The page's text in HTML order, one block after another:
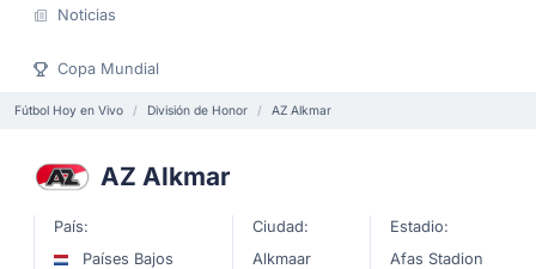
Noticias
Copa Mundial
Fútbol Hoy en Vivo División de Honor AZ Alkmar
AZ Alkmar
País:
Países Bajos
Ciudad:
Alkmaar
Estadio:
Afas Stadion